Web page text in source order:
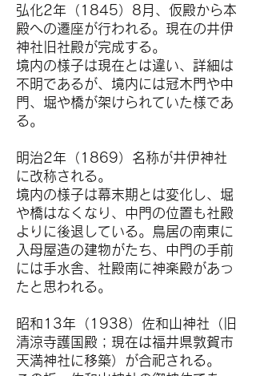
弘化2年（1845）8月、仮殿から本
殿への遷座が行われる。現在の井伊
神社旧社殿が完成する。
境内の様子は現在とは違い、詳細は
不明であるが、境内には冠木門や中
門、堀や橋が架けられていた様であ
る。
明治2年（1869）名称が井伊神社
に改称される。
境内の様子は幕末期とは変化し、堀
や橋はなくなり、中門の位置も社殿
よりに後退している。鳥居の南東に
入母屋造の建物がたち、中門の手前
には手水舎、社殿南に神楽殿があっ
たと思われる。
昭和13年（1938）佐和山神社（旧
清涼寺護国殿；現在は福井県敦賀市
天満神社に移築）が合祀される。